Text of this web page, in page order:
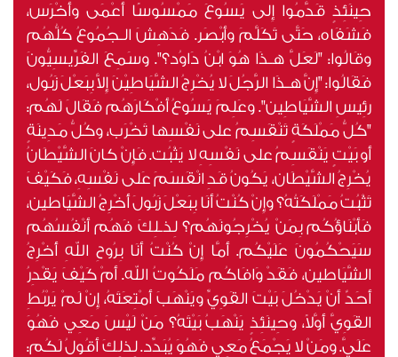
حِينَئِذٍ قَدَّمُوا إِلى يَسُوعَ مَمْسُوسًا أَعْمَى وأَخْرَس،
فَشَفَاه، حَتَّى تَكَلَّمَ وأَبْصَر. فَدَهِشَ الـجُمُوعُ كُلُّهُم
وقَالُوا: "لَعَلَّ هـذَا هُوَ ابْنُ دَاوُد؟". وسَمِعَ الفَرِّيسِيُّونَ
فَقَالُوا: "إِنَّ هـذَا الرَّجُلَ لا يُخْرِجُ الشَّيَاطِيْنَ إِلاَّ بِبَعْلَ زَبُول،
رئِيسِ الشَّيَاطِين". وعَلِمَ يَسُوعُ أَفْكَارَهُم فَقَالَ لَهُم:
"كُلُّ مَمْلَكَةٍ تَنْقَسِمُ على نَفْسِها تَخْرَب، وكُلُّ مَدِينَةٍ
أَو بَيْتٍ يَنْقَسِمُ على نَفْسِهِ لا يَثْبُت. فَإِنْ كانَ الشَّيْطَانُ
يُخْرِجُ الشَّيْطَان، يَكُونُ قَدِ انْقَسَمَ عَلى نَفْسِهِ، فَكَيْفَ
تَثْبُتُ مَمْلَكَتُهُ؟ وإِنْ كُنْتُ أَنَا بِبَعْلَ زَبُولَ أُخْرِجُ الشَّيَاطين،
فَأَبْنَاؤُكُم بِمَنْ يُخْرِجُونَهُم؟ لِذـلِكَ فَهُم أَنْفُسُهُم
سَيَحْكُمُونَ عَلَيْكُم. أَمَّا إِنْ كُنْتُ أَنَا بِرُوحِ اللهِ أُخْرِجُ
الشَّيَاطين، فَقَدْ وَافَاكُم مَلَكُوتُ الله. أَمْ كَيْفَ يَقْدِرُ
أَحَدٌ أَنْ يَدْخُلَ بَيْتَ القَوِيِّ ويَنْهَبَ أَمْتِعَتَهُ، إِنْ لَمْ يَرْبُطِ
القَوِيَّ أَوَّلاً، وحِينَئِذٍ يَنْهَبُ بَيْتَهُ؟ مَنْ لَيْسَ مَعِي فَهُوَ
عَلَيَّ. ومَنْ لا يَجْمَعُ مَعِي فَهُوَ يُبَدِّد. لِذلِكَ أَقُولُ لَكُم: